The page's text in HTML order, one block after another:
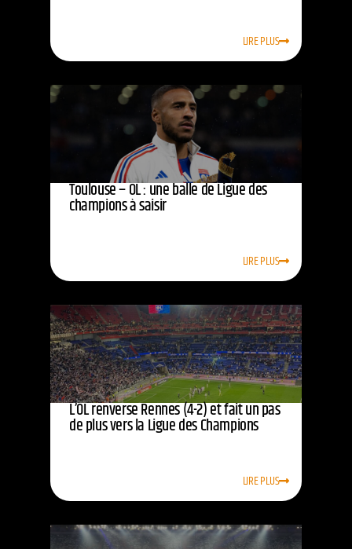
LIRE PLUS
Toulouse – OL : une balle de Ligue des
champions à saisir
LIRE PLUS
L’OL renverse Rennes (4-2) et fait un pas
de plus vers la Ligue des Champions
LIRE PLUS